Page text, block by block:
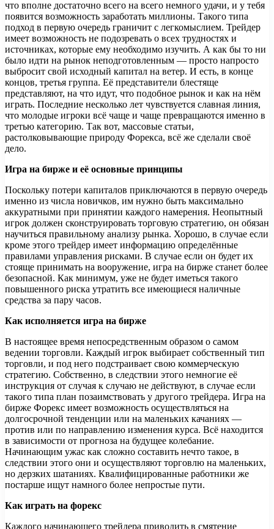
что вполне достаточно всего на всего немного удачи, и у тебя
появится возможность заработать миллионы. Такого типа
подход в первую очередь граничит с легкомыслием. Трейдер
имеет возможность не подозревать о всех трудностях и
источниках, которые ему необходимо изучить. А как бы то ни
было идти на рынок неподготовленным — просто напросто
выбросит свой исходный капитал на ветер. И есть, в конце
концов, третья группа. Её представители блестяще
представляют, на что идут, что подобное рынок и как на нём
играть. Последние несколько лет чувствуется славная линия,
что молодые игроки всё чаще и чаще превращаются именно в
третью категорию. Так вот, массовые статьи,
растолковывающие природу Форекса, всё же сделали своё
дело.
Игра на бирже и её основные принципы
Поскольку потери капиталов приключаются в первую очередь
именно из числа новичков, им нужно быть максимально
аккуратными при принятии каждого намерения. Неопытный
игрок должен сконструировать торговую стратегию, он обязан
научиться правильному анализу рынка. Хорошо, в случае если
кроме этого трейдер имеет информацию определённые
правилами управления рисками. В случае если он будет их
стояще принимать на вооружение, игра на бирже станет более
безопасной. Как минимум, уже не будет иметься такого
повышенного риска утратить все имеющиеся наличные
средства за пару часов.
Как исполняется игра на бирже
В настоящее время непосредственным образом о самом
ведении торговли. Каждый игрок выбирает собственный тип
торговли, и под него подстраивает свою коммерческую
стратегию. Собственно, в следствии этого немногие её
инструкция от случая к случаю не действуют, в случае если
такого типа план позаимствовать у другого трейдера. Игра на
бирже Форекс имеет возможность осуществляться на
долгосрочной тенденции или на маленьких качаниях —
против или по направлению изменения курса. Всё находится
в зависимости от прогноза на будущее колебание.
Начинающим ужас как сложно составить нечто такое, в
следствии этого они и осуществляют торговлю на маленьких,
но дерзких шатаниях. Квалифицированные работники же
постарше ищут намного более непростые пути.
Как играть на форекс
Каждого начинающего трейдера приводить в смятение